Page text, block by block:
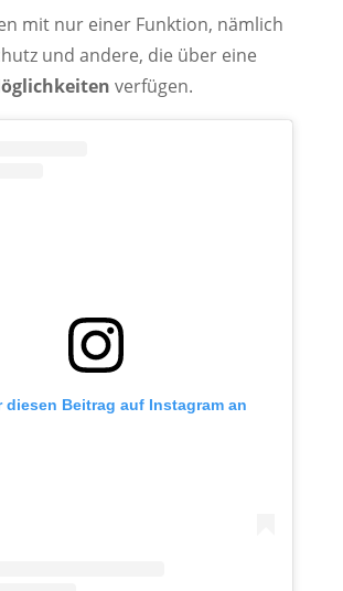
mit nur einer Funktion, nämlich
und andere, die über eine
verfügen.
diesen Beitrag auf Instagram an